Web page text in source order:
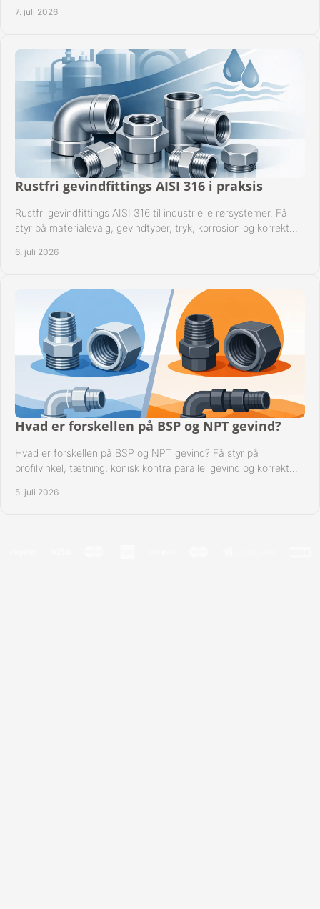
7. juli 2026
Rustfri gevindfittings AISI 316 i praksis
Rustfri gevindfittings AISI 316 til industrielle rørsystemer. Få
styr på materialevalg, gevindtyper, tryk, korrosion og korrekt
6. juli 2026
Hvad er forskellen på BSP og NPT gevind?
Hvad er forskellen på BSP og NPT gevind? Få styr på
profilvinkel, tætning, konisk kontra parallel gevind og korrekt
5. juli 2026